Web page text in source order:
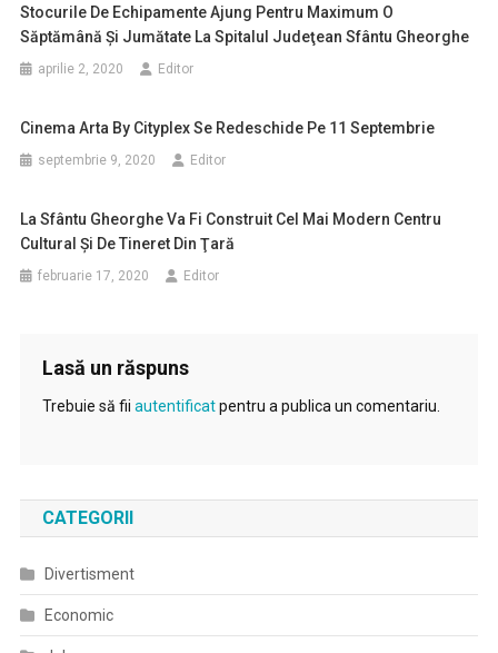
Stocurile De Echipamente Ajung Pentru Maximum O
Săptămână Şi Jumătate La Spitalul Judeţean Sfântu Gheorghe
aprilie 2, 2020 Editor
Cinema Arta By Cityplex Se Redeschide Pe 11 Septembrie
septembrie 9, 2020 Editor
La Sfântu Gheorghe Va Fi Construit Cel Mai Modern Centru
Cultural Şi De Tineret Din Ţară
februarie 17, 2020 Editor
Lasă un răspuns
Trebuie să fii autentificatpentru a publica un comentariu.
CATEGORII
Divertisment
Economic